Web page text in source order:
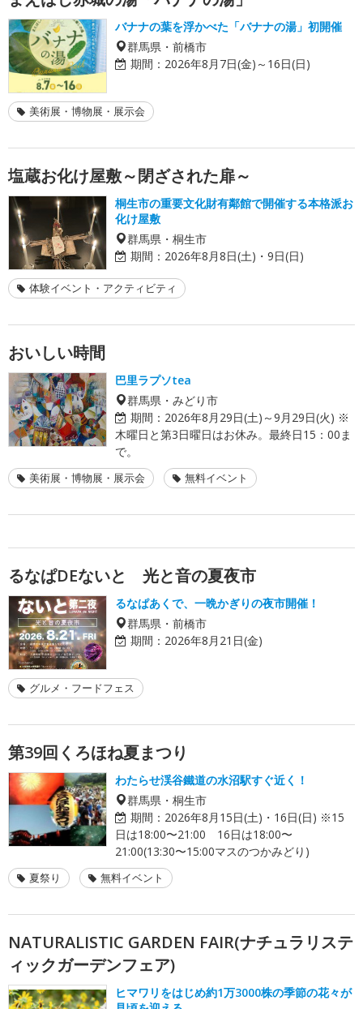
バナナの葉を浮かべた「バナナの湯」初開催
群馬県・前橋市
期間： 2026年8月7日(金)～16日(日)
美術展・博物展・展示会
塩蔵お化け屋敷～閉ざされた扉～
桐生市の重要文化財有鄰館で開催する本格派お
化け屋敷
群馬県・桐生市
期間： 2026年8月8日(土)・9日(日)
体験イベント・アクティビティ
おいしい時間
巴里ラプソtea
群馬県・みどり市
期間： 2026年8月29日(土)～9月29日(火) ※
木曜日と第3日曜日はお休み。最終日15：00ま
で。
美術展・博物展・展示会 無料イベント
るなぱDEないと 光と音の夏夜市
るなぱあくで、一晩かぎりの夜市開催！
群馬県・前橋市
期間： 2026年8月21日(金)
グルメ・フードフェス
第39回くろほね夏まつり
わたらせ渓谷鐵道の水沼駅すぐ近く！
群馬県・桐生市
期間： 2026年8月15日(土)・16日(日) ※15
日は18:00〜21:00 16日は18:00〜
21:00(13:30〜15:00マスのつかみどり)
夏祭り 無料イベント
NATURALISTIC GARDEN FAIR(ナチュラリステ
ィックガーデンフェア)
ヒマワリをはじめ約1万3000株の季節の花々が